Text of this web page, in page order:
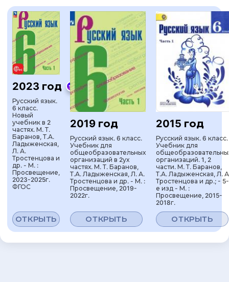
2023 год
Русский язык.
6 класс.
Новый
учебник в 2
частях. М. Т.
Баранов, Т.А.
Ладыженская,
Л. А.
Тростенцова и
др. - М. :
Просвещение,
2023-2025г.
ФГОС
ОТКРЫТЬ
2019 год
Русский язык. 6 класс.
Учебник для
общеобразовательных
организаций в 2ух
частях. М. Т. Баранов,
Т.А. Ладыженская, Л. А.
Тростенцова и др. - М. :
Просвещение, 2019-
2022г.
ОТКРЫТЬ
2015 год
Русский язык. 6 класс.
Учебник для
организаций. 1, 2
части. М. Т. Баранов,
Т.А. Ладыженская, Л.
Тростенцова и др.; - 5-
е изд - М. :
Просвещение, 2015-
2018г.
ОТКРЫТЬ